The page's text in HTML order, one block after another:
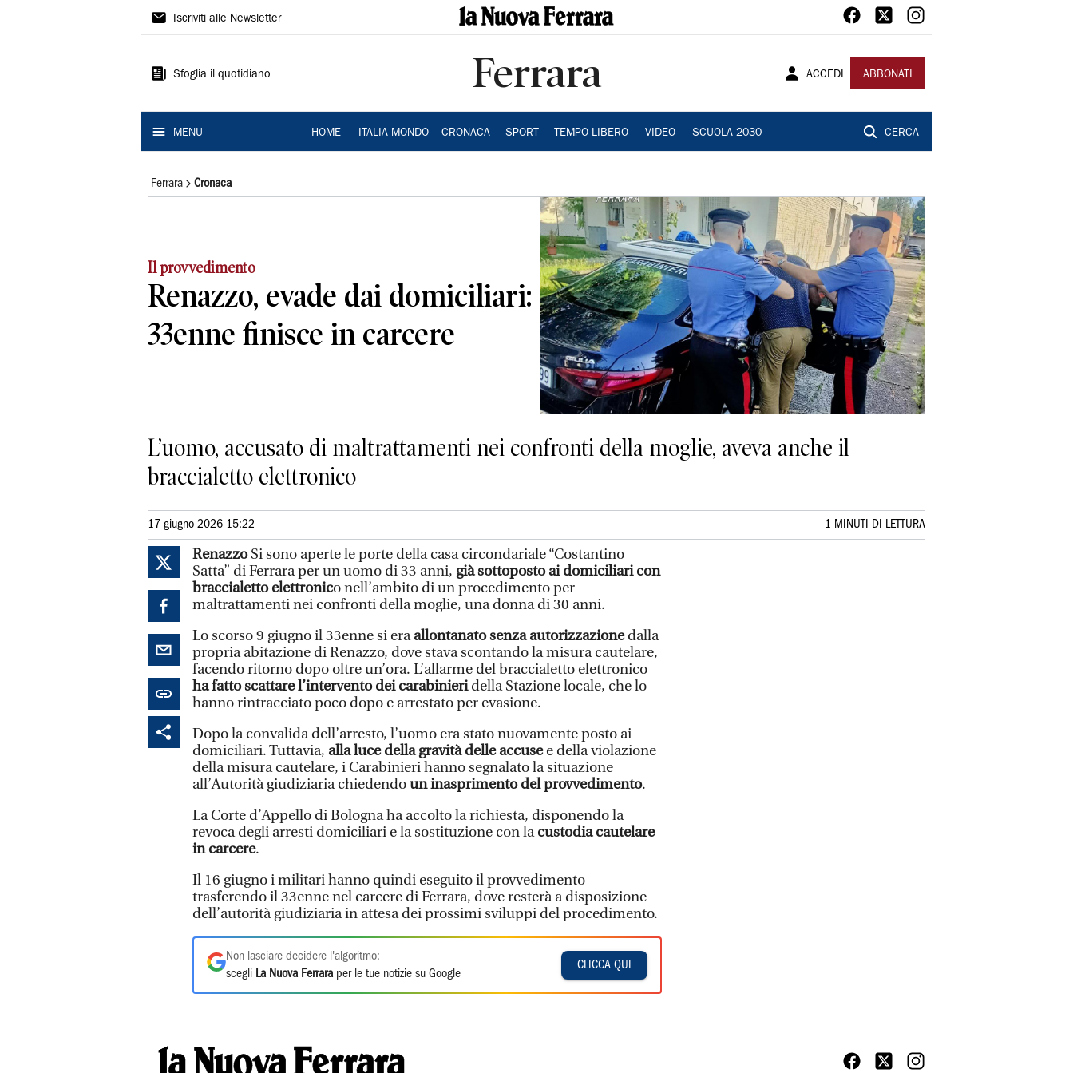
La
Ferrara
Iscriviti alle Newsletter
Sfoglia il quotidiano Ferrara ACCEDI ABBONATI
MENU HOME ITALIA MONDO CRONACA SPORT TEMPO LIBERO VIDEO SCUOLA 2030 CERCA
Ferrara Cronaca
Il provvedimento
Renazzo, evade dai domiciliari:
33enne finisce in carcere
L’uomo, accusato di maltrattamenti nei confronti della moglie, aveva anche il
braccialetto elettronico
17 giugno 2026 15:22 1 MINUTI DI LETTURA
RenazzoSi sono aperte le porte della casa circondariale “Costantino
Satta” di Ferrara per un uomo di 33 anni, già sottoposto ai domiciliari con
braccialetto elettronico nell’ambito di un procedimento per
maltrattamenti nei confronti della moglie, una donna di 30 anni.
Lo scorso 9 giugno il 33enne si eraallontanato senza autorizzazionedalla
propria abitazione di Renazzo, dove stava scontando la misura cautelare,
facendo ritorno dopo oltre un’ora. L’allarme del braccialetto elettronico
ha fatto scattare l’intervento dei carabinieridella Stazione locale, che lo
hanno rintracciato poco dopo e arrestato per evasione.
Dopo la convalida dell’arresto, l’uomo era stato nuovamente posto ai
domiciliari. Tuttavia, alla luce della gravità delle accusee della violazione
della misura cautelare, i Carabinieri hanno segnalato la situazione
all’Autorità giudiziaria chiedendoun inasprimento del provvedimento.
La Corte d’Appello di Bologna ha accolto la richiesta, disponendo la
revoca degli arresti domiciliari e la sostituzione con lacustodia cautelare
in carcere.
Il 16 giugno i militari hanno quindi eseguito il provvedimento
trasferendo il 33enne nel carcere di Ferrara, dove resterà a disposizione
dell’autorità giudiziaria in attesa dei prossimi sviluppi del procedimento.
Non lasciare decidere l'algoritmo:
scegli La Nuova Ferrara per le tue notizie su Google
CLICCA QUI